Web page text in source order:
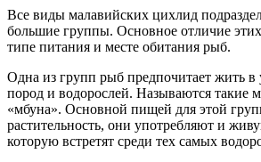
Все виды малавийских цихлид
большие группы. Основное отличие
типе питания и месте обитания рыб.
Одна из групп рыб предпочитает жить в
пород и водорослей. Называются такие
«мбуна». Основной пищей для этой
растительность, они употребляют и
которую встретят среди тех самых